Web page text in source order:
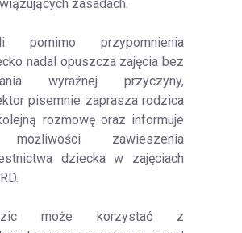
zasadach.
pomimo przypomnienia
nadal opuszcza zajęcia bez
wyraźnej przyczyny,
pisemnie zaprasza rodzica
rozmowę oraz informuje
zawieszenia
dziecka w zajęciach
może korzystać z